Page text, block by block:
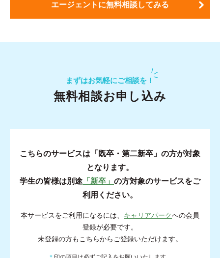
エージェントに無料相談してみる
まずはお気軽にご相談を！
無料相談お申し込み